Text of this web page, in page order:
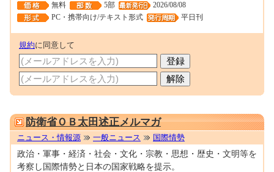
無料 5部
2026/08/08
PC・携帯向け/テキスト形式
平日刊
規約に同意して
防衛省ＯＢ太田述正メルマガ
ニュース・情報源 一般ニュース 国際情勢
政治・軍事・経済・社会・文化・宗教・思想・歴史・文明等を
考察し国際情勢と日本の国家戦略を提示。